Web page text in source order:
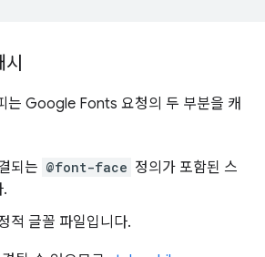
Google Fonts 요청의 두 부분을 캐
되는 @font-face 정의가 포함된 스
적 글꼴 파일입니다.